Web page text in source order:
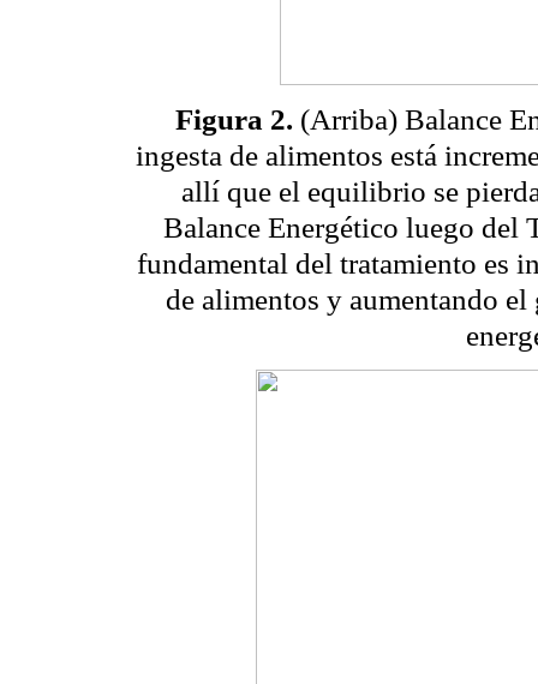
Figura 2. (Arriba) Balance
ingesta de alimentos está
allí que el equilibrio se
Balance Energético luego del
fundamental del tratamiento es
de alimentos y aumentando